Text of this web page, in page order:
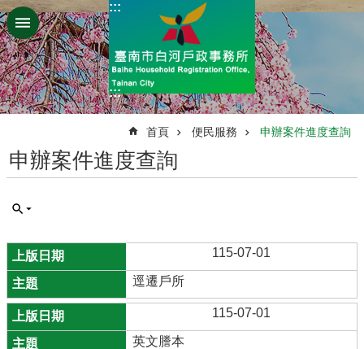
跳到主要內容區塊
:::
:::
首頁 便民服務 申辦案件進度查詢
申辦案件進度查詢
115-07-01
逕遷戶所
115-07-01
英文謄本